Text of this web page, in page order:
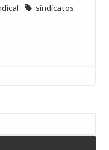
sindicatos